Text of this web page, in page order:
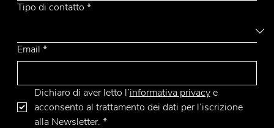
Tipo di contatto *
Email *
Dichiaro di aver letto l’informativa privacy e
acconsento al trattamento dei dati per l’iscrizione
alla Newsletter. *